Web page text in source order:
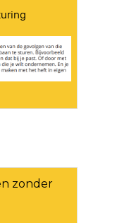
zonder